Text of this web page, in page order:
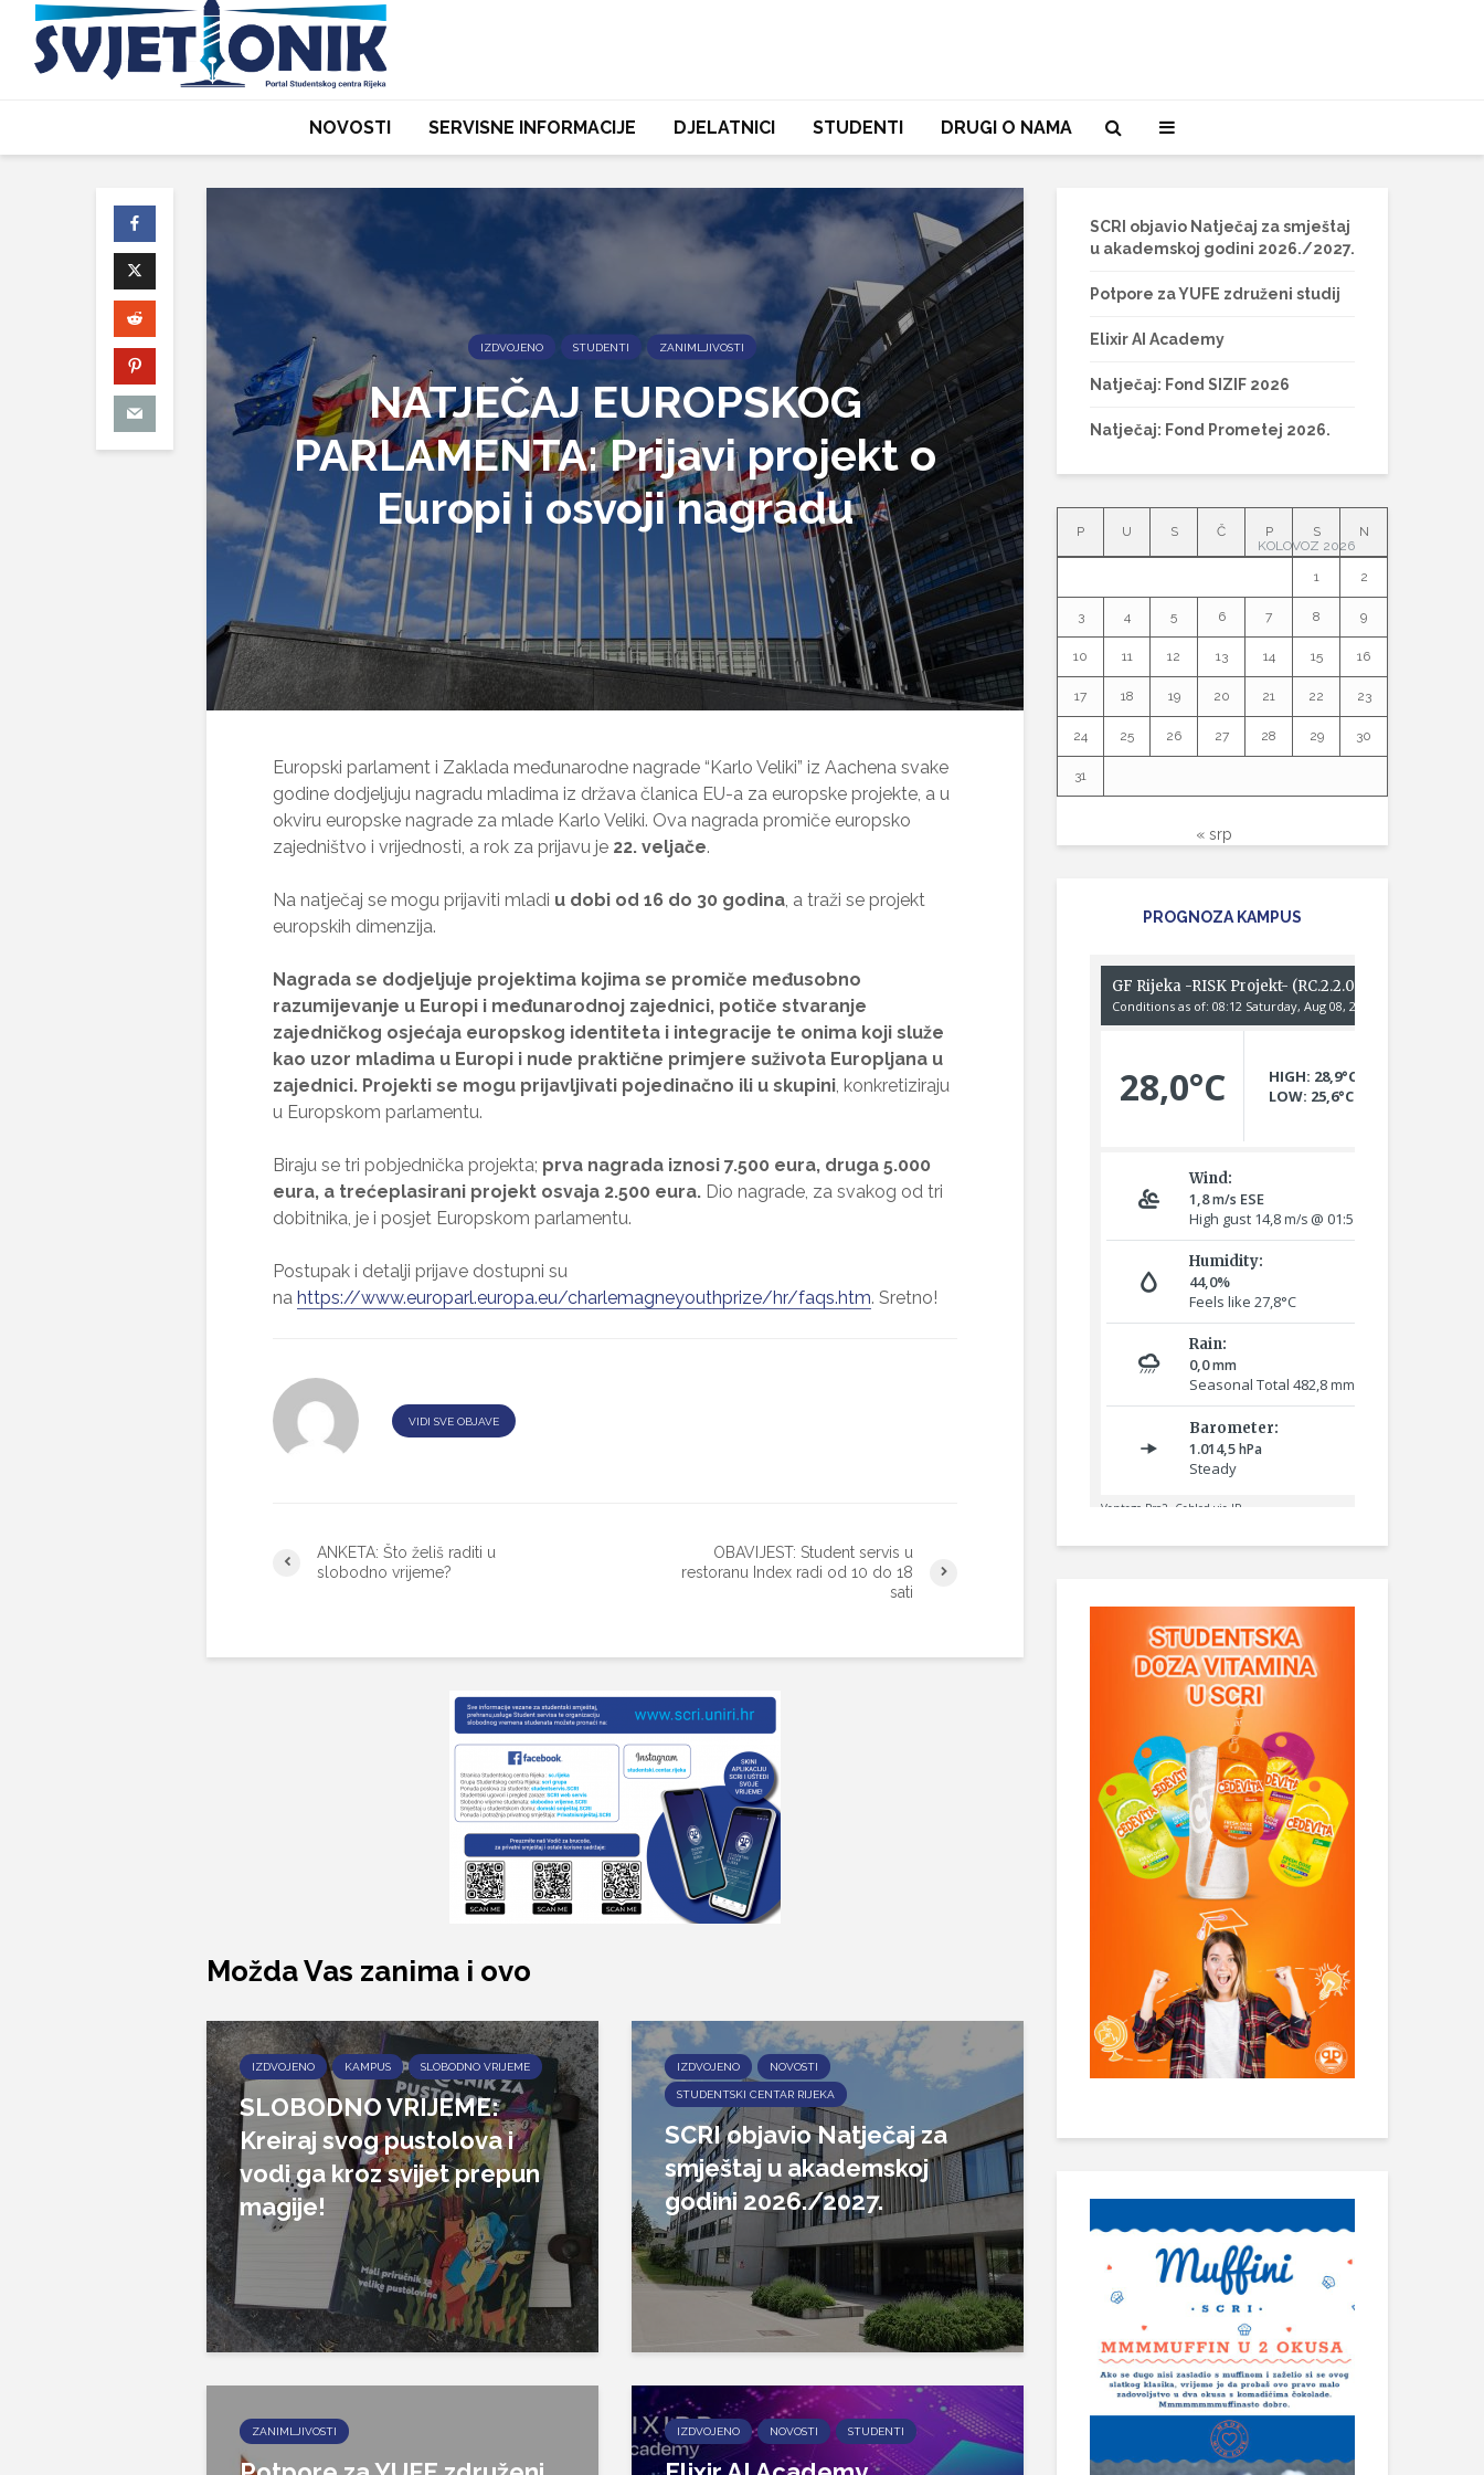
NOVOSTI SERVISNE INFORMACIJE DJELATNICI STUDENTI DRUGI O NAMA
IZDVOJENO STUDENTI ZANIMLJIVOSTI
NATJEČAJ EUROPSKOG
PARLAMENTA: Prijavi projekt o
Europi i osvoji nagradu
Europski parlament i Zaklada međunarodne nagrade “Karlo Veliki” iz Aachena svake
godine dodjeljuju nagradu mladima iz država članica EU-a za europske projekte, a u
okviru europske nagrade za mlade Karlo Veliki. Ova nagrada promiče europsko
zajedništvo i vrijednosti, a rok za prijavu je 22. veljače.
Na natječaj se mogu prijaviti mladi u dobi od 16 do 30 godina, a traži se projekt
europskih dimenzija.
Nagrada se dodjeljuje projektima kojima se promiče međusobno
razumijevanje u Europi i međunarodnoj zajednici, potiče stvaranje
zajedničkog osjećaja europskog identiteta i integracije te onima koji služe
kao uzor mladima u Europi i nude praktične primjere suživota Europljana u
zajednici. Projekti se mogu prijavljivati pojedinačno ili u skupini, konkretiziraju
u Europskom parlamentu.
Biraju se tri pobjednička projekta; prva nagrada iznosi 7.500 eura, druga 5.000
eura, a trećeplasirani projekt osvaja 2.500 eura. Dio nagrade, za svakog od tri
dobitnika, je i posjet Europskom parlamentu.
Postupak i detalji prijave dostupni su
na https://www.europarl.europa.eu/charlemagneyouthprize/hr/faqs.htm. Sretno!
VIDI SVE OBJAVE
ANKETA: Što želiš raditi u
slobodno vrijeme?
OBAVIJEST: Student servis u
restoranu Index radi od 10 do 18
sati
Možda Vas zanima i ovo
IZDVOJENO KAMPUS SLOBODNO VRIJEME
SLOBODNO VRIJEME:
Kreiraj svog pustolova i
vodi ga kroz svijet prepun
magije!
IZDVOJENO NOVOSTI
STUDENTSKI CENTAR RIJEKA
SCRI objavio Natječaj za
smještaj u akademskoj
godini 2026./2027.
ZANIMLJIVOSTI IZDVOJENO NOVOSTI STUDENTI
SCRI objavio Natječaj za smještaj
u akademskoj godini 2026./2027.
Potpore za YUFE združeni studij
Elixir AI Academy
Natječaj: Fond SIZIF 2026
Natječaj: Fond Prometej 2026.
KOLOVOZ 2026
P U S Č P S N
1 2
3 4 5 6 7 8 9
10 11 12 13 14 15 16
17 18 19 20 21 22 23
24 25 26 27 28 29 30
31
« srp
PROGNOZA KAMPUS